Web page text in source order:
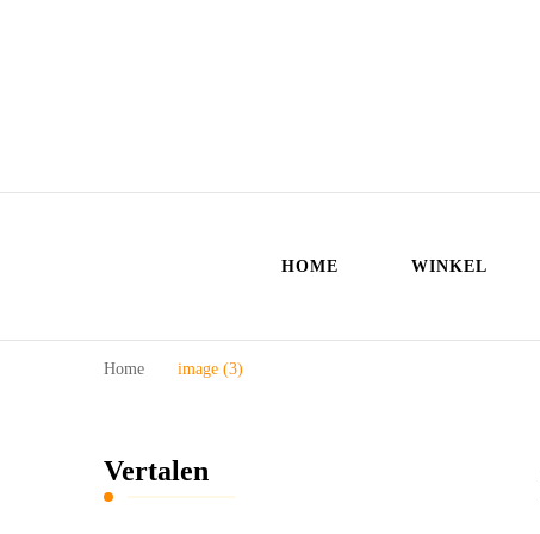
HOME WINKEL
Home image (3)
Vertalen